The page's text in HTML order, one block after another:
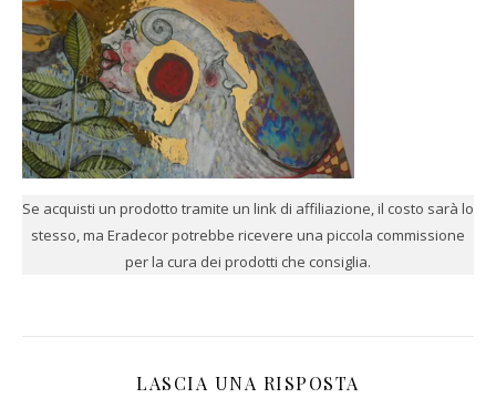
Se acquisti un prodotto tramite un link di affiliazione, il costo sarà lo
stesso, ma Eradecor potrebbe ricevere una piccola commissione
per la cura dei prodotti che consiglia.
LASCIA UNA RISPOSTA